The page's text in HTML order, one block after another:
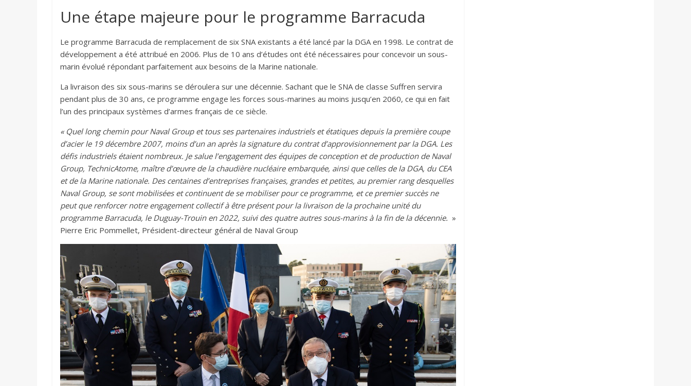
Une étape majeure pour le programme Barracuda
Le programme Barracuda de remplacement de six SNA existants a été lancé par la DGA en 1998. Le contrat de
développement a été attribué en 2006. Plus de 10 ans d’études ont été nécessaires pour concevoir un sous-
marin évolué répondant parfaitement aux besoins de la Marine nationale.
La livraison des six sous-marins se déroulera sur une décennie. Sachant que le SNA de classe Suffren servira
pendant plus de 30 ans, ce programme engage les forces sous-marines au moins jusqu’en 2060, ce qui en fait
l’un des principaux systèmes d’armes français de ce siècle.
« Quel long chemin pour Naval Group et tous ses partenaires industriels et étatiques depuis la première coupe
d’acier le 19 décembre 2007, moins d’un an après la signature du contrat d’approvisionnement par la DGA. Les
défis industriels étaient nombreux. Je salue l’engagement des équipes de conception et de production de Naval
Group, TechnicAtome, maître d’œuvre de la chaudière nucléaire embarquée, ainsi que celles de la DGA, du CEA
et de la Marine nationale. Des centaines d’entreprises françaises, grandes et petites, au premier rang desquelles
Naval Group, se sont mobilisées et continuent de se mobiliser pour ce programme, et ce premier succès ne
peut que renforcer notre engagement collectif à être présent pour la livraison de la prochaine unité du
programme Barracuda, le Duguay-Trouin en 2022, suivi des quatre autres sous-marins à la fin de la décennie. »
Pierre Eric Pommellet, Président-directeur général de Naval Group